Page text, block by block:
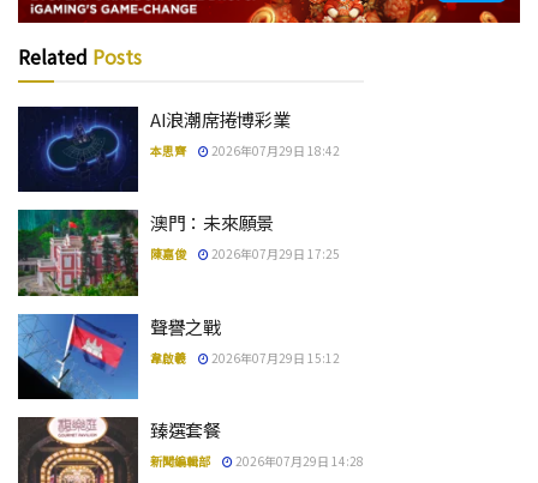
Related Posts
AI浪潮席捲博彩業
本思齊 2026年07月29日 18:42
澳門：未來願景
陳嘉俊 2026年07月29日 17:25
聲譽之戰
韋啟羲 2026年07月29日 15:12
臻選套餐
新聞編輯部 2026年07月29日 14:28